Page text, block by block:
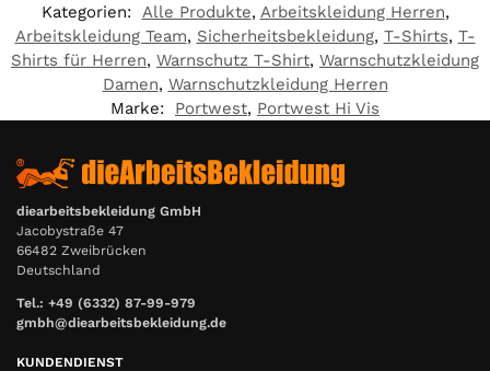
Kategorien: Alle Produkte, Arbeitskleidung Herren,
Arbeitskleidung Team, Sicherheitsbekleidung, T-Shirts, T-
Shirts für Herren, Warnschutz T-Shirt, Warnschutzkleidung
Damen, Warnschutzkleidung Herren
Marke:
Portwest, Portwest Hi Vis
diearbeitsbekleidung GmbH
Jacobystraße 47
66482 Zweibrücken
Deutschland
Tel.: +49 (6332) 87-99-979
gmbh@diearbeitsbekleidung.de
KUNDENDIENST